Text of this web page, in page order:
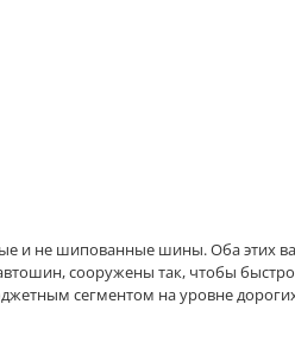
и не шипованные шины. Оба этих
сооружены так, чтобы быстро
сегментом на уровне